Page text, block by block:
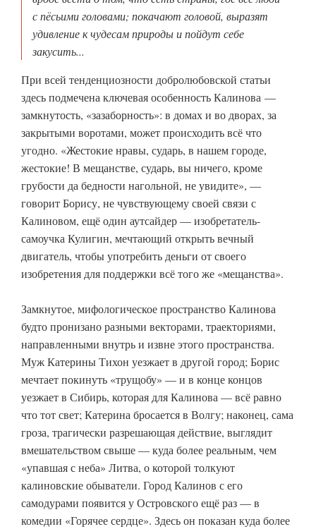
с пёсьими головами; покачают головой, выразят
удивление к чудесам природы и пойдут себе
закусить...
При всей тенденциозности добролюбовской статьи
здесь подмечена ключевая особенность Калинова —
замкнутость, «зазаборность»: в домах и во дворах, за
закрытыми воротами, может происходить всё что
угодно. «Жестокие нравы, сударь, в нашем городе,
жестокие! В мещанстве, сударь, вы ничего, кроме
грубости да бедности нагольной, не увидите», —
говорит Борису, не чувствующему своей связи с
Калиновом, ещё один аутсайдер — изобретатель-
самоучка Кулигин, мечтающий открыть вечный
двигатель, чтобы употребить деньги от своего
изобретения для поддержки всё того же «мещанства».
Замкнутое, мифологическое пространство Калинова
будто пронизано разными векторами, траекториями,
направленными внутрь и извне этого пространства.
Муж Катерины Тихон уезжает в другой город; Борис
мечтает покинуть «трущобу» — и в конце концов
уезжает в Сибирь, которая для Калинова — всё равно
что тот свет; Катерина бросается в Волгу; наконец, сама
гроза, трагически разрешающая действие, выглядит
вмешательством свыше — куда более реальным, чем
«упавшая с неба» Литва, о которой толкуют
калиновские обыватели. Город Калинов с его
самодурами появится у Островского ещё раз — в
комедии «Горячее сердце». Здесь он показан куда более